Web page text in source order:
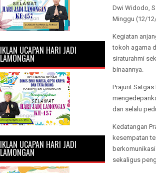
Dwi Widodo,
Minggu (12/
Kegiatan
tokoh agama
siraturahmi
binaannya.
Prajurit
dan selalu
Kedatangan
kesempatan
sekaligus
IKLAN UCAPAN HARI JADI
LAMONGAN
IKLAN UCAPAN HARI JADI
LAMONGAN